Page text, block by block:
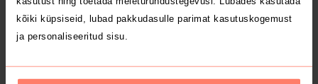
kõiki küpsiseid, lubad pakkudasulle parimat kasutuskogemust
ja personaliseeritud sisu.